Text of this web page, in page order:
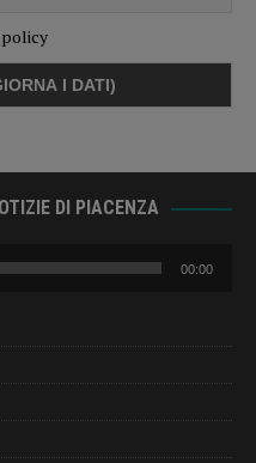
DI PIACENZA
00:00